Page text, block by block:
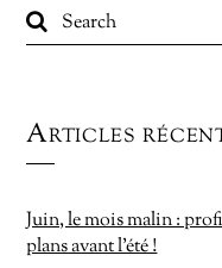
Articles
Juin, le mois malin :
plans avant l’été !